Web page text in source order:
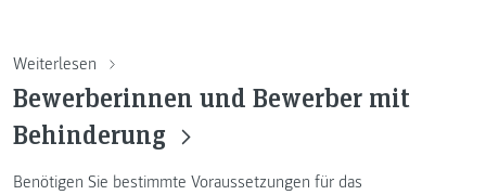
Weiterlesen
Bewerberinnen und Bewerber mit
Behinderung
Benötigen Sie bestimmte Voraussetzungen für das